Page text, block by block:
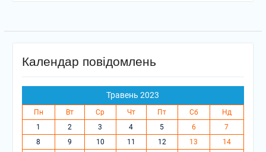
Календар повідомлень
Травень 2023
Пн Вт Ср Чт Пт Сб
Нд
1
2 3 4 5 6
7
8
9 10 11 12 13
14